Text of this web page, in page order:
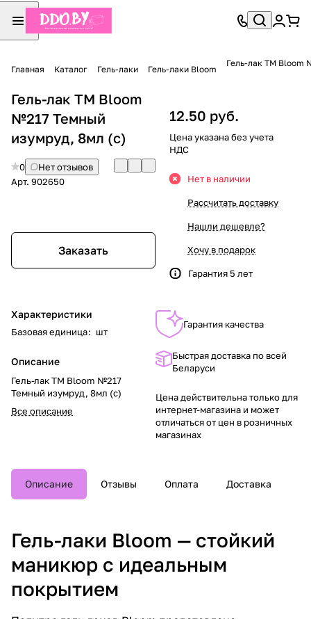
Главная Каталог Гель-лаки Гель-лаки Bloom
Гель-лак TM
Гель-лак TM Bloom
№217 Темный
изумруд, 8мл (с)
0
Нет отзывов
Арт. 902650
Заказать
Характеристики
Базовая единица: шт
Описание
Гель-лак TM Bloom №217
Темный изумруд, 8мл (с)
Все описание
12.50 руб.
Цена указана без учета
НДС
Нет в наличии
Рассчитать доставку
Нашли дешевле?
Хочу в подарок
Гарантия 5 лет
Гарантия качества
Быстрая доставка по всей
Беларуси
Цена действительна только для
интернет-магазина и может
отличаться от цен в розничных
магазинах
Описание Отзывы Оплата Доставка
Гель-лаки Bloom — стойкий
маникюр с идеальным
покрытием